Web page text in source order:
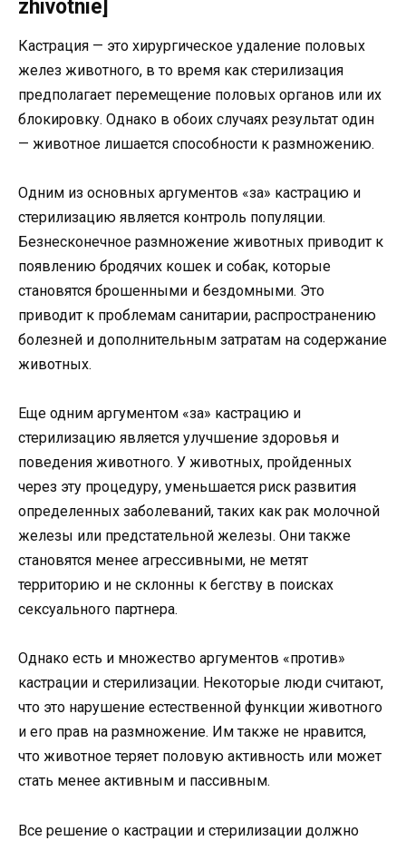
zhivotnie]
Кастрация — это хирургическое удаление половых
желез животного, в то время как стерилизация
предполагает перемещение половых органов или их
блокировку. Однако в обоих случаях результат один
— животное лишается способности к размножению.
Одним из основных аргументов «за» кастрацию и
стерилизацию является контроль популяции.
Безнесконечное размножение животных приводит к
появлению бродячих кошек и собак, которые
становятся брошенными и бездомными. Это
приводит к проблемам санитарии, распространению
болезней и дополнительным затратам на содержание
животных.
Еще одним аргументом «за» кастрацию и
стерилизацию является улучшение здоровья и
поведения животного. У животных, пройденных
через эту процедуру, уменьшается риск развития
определенных заболеваний, таких как рак молочной
железы или предстательной железы. Они также
становятся менее агрессивными, не метят
территорию и не склонны к бегству в поисках
сексуального партнера.
Однако есть и множество аргументов «против»
кастрации и стерилизации. Некоторые люди считают,
что это нарушение естественной функции животного
и его прав на размножение. Им также не нравится,
что животное теряет половую активность или может
стать менее активным и пассивным.
Все решение о кастрации и стерилизации должно